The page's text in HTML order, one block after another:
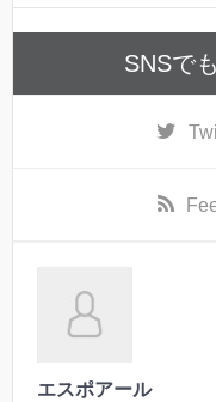
SNSで
エスポアール